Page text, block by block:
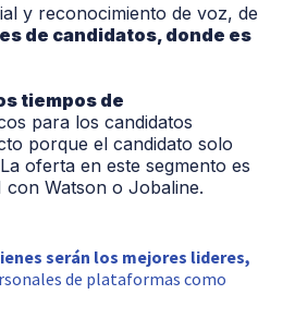
y reconocimiento de voz, de
de candidatos, donde es
tiempos de
para los candidatos
porque el candidato solo
oferta en este segmento es
con Watson o Jobaline.
serán los mejores lideres,
de plataformas como